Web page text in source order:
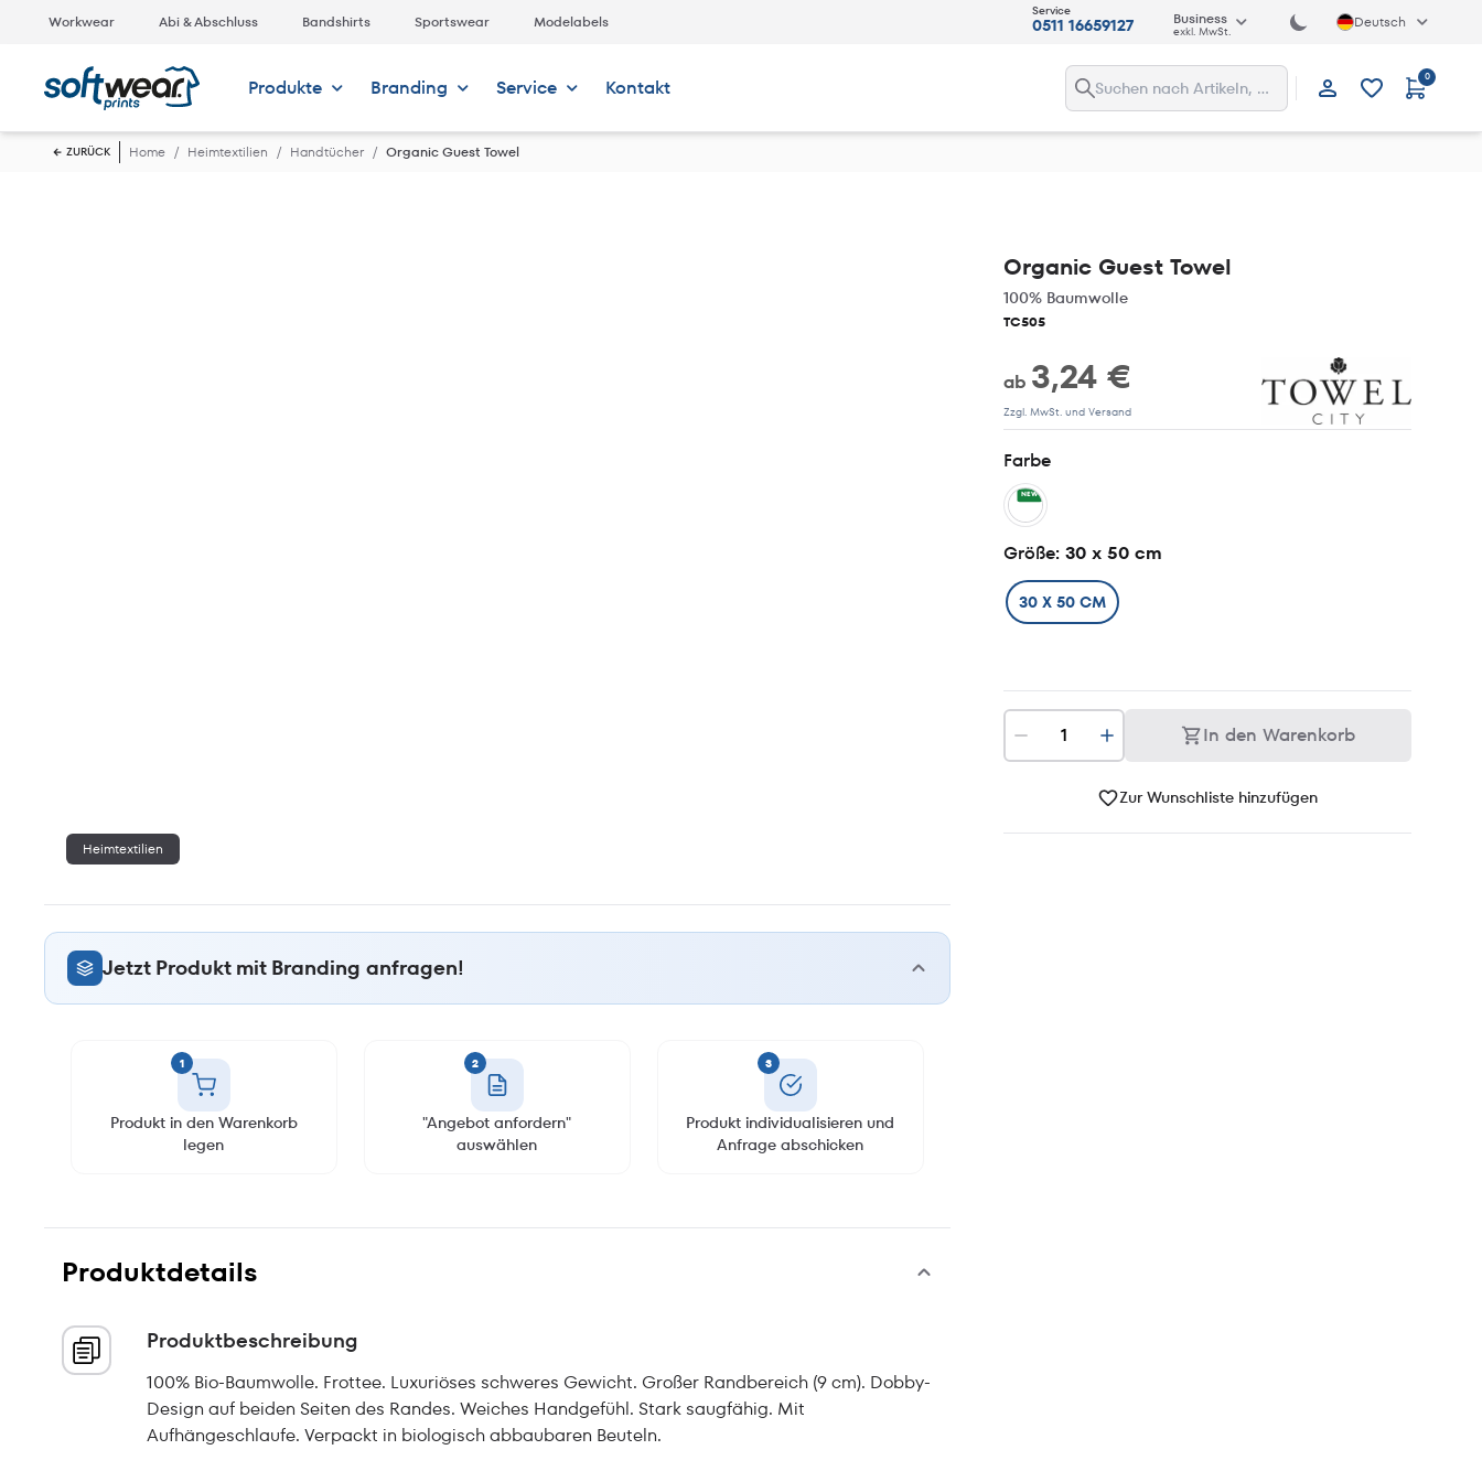
Workwear Abi & Abschluss Bandshirts Sportswear Modelabels
Service
0511 16659127 Business
exkl. MwSt. Deutsch
Produkte Branding Service Kontakt Anmelden
0
ZURÜCK Home Heimtextilien Handtücher Organic Guest Towel
Heimtextilien
Organic Guest Towel
100% Baumwolle
TC505
ab 3,24 €
Zzgl. MwSt. und Versand
Farbe
NEW
Größe: 30 x 50 cm
30 X 50 CM
In den Warenkorb
Zur Wunschliste hinzufügen
Jetzt Produkt mit Branding anfragen!
1
Produkt in den Warenkorb
legen
2
"Angebot anfordern"
auswählen
3
Produkt individualisieren und
Anfrage abschicken
Produktdetails
Produktbeschreibung
100% Bio-Baumwolle. Frottee. Luxuriöses schweres Gewicht. Großer Randbereich (9 cm). Dobby-
Design auf beiden Seiten des Randes. Weiches Handgefühl. Stark saugfähig. Mit
Aufhängeschlaufe. Verpackt in biologisch abbaubaren Beuteln.